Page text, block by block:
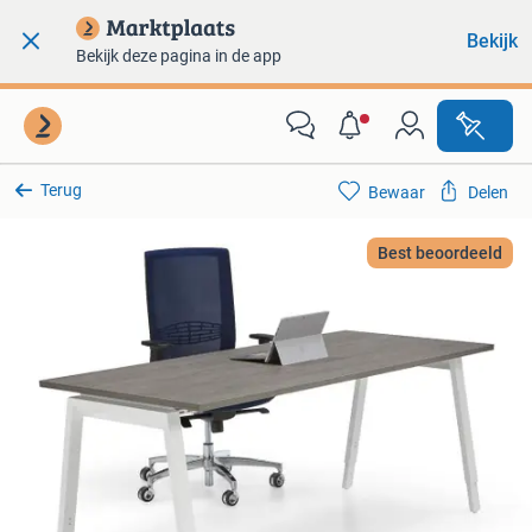
Bekijk deze pagina in de app
Bekijk
Terug
Best beoordeeld
Bewaar Delen